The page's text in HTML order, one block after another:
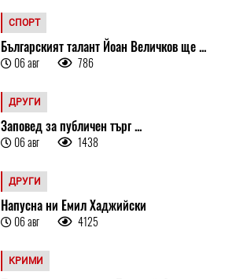
СПОРТ
Българският талант Йоан Величков ще ...
06 авг 786
ДРУГИ
Заповед за публичен търг ...
06 авг 1438
ДРУГИ
Напусна ни Емил Хаджийски
06 авг 4125
КРИМИ